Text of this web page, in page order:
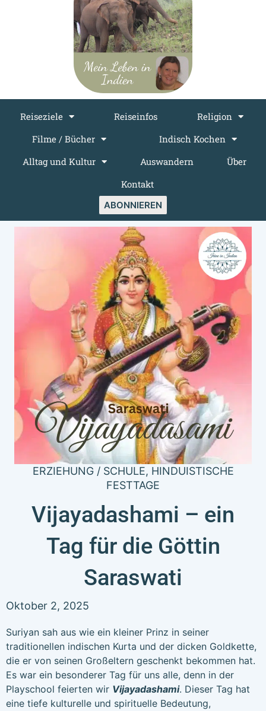
Reiseziele Reiseinfos
Religion
Filme / Bücher
Indisch Kochen
Alltag und Kultur
Auswandern
Über
Kontakt
ABONNIEREN
ERZIEHUNG / SCHULE, HINDUISTISCHE
FESTTAGE
Vijayadashami – ein
Tag für die Göttin
Saraswati
Oktober 2, 2025
Suriyan sah aus wie ein kleiner Prinz in seiner
traditionellen indischen Kurta und der dicken Goldkette,
die er von seinen Großeltern geschenkt bekommen hat.
Es war ein besonderer Tag für uns alle, denn in der
Playschool feierten wir Vijayadashami. Dieser Tag hat
eine tiefe kulturelle und spirituelle Bedeutung,